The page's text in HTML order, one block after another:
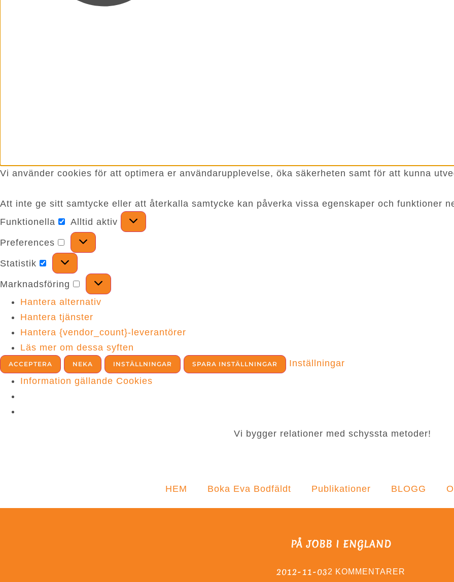
Vi använder cookies för att optimera er användarupplevelse, öka säkerheten samt för att kunna
Att inte ge sitt samtycke eller att återkalla samtycke kan påverka vissa egenskaper och funktioner
Funktionella
Alltid aktiv
Preferences
Statistik
Marknadsföring
Hantera alternativ
Hantera tjänster
Hantera {vendor_count}-leverantörer
Läs mer om dessa syften
ACCEPTERA NEKA INSTÄLLNINGAR SPARA INSTÄLLNINGAR
Inställningar
Information gällande Cookies
Vi bygger relationer med schyssta metoder!
HEM Boka Eva Bodfäldt Publikationer BLOGG
PÅ JOBB I ENGLAND
2012-11-032 KOMMENTARER